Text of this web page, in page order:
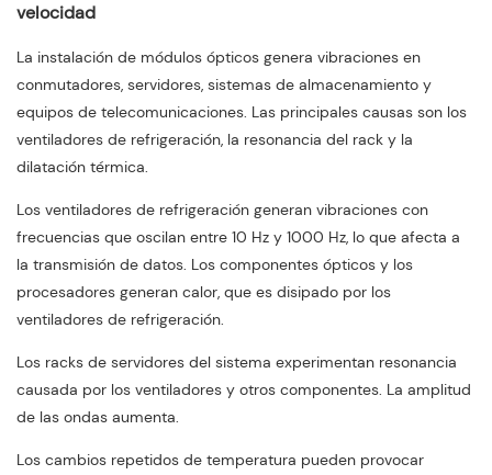
velocidad
La instalación de módulos ópticos genera vibraciones en
conmutadores, servidores, sistemas de almacenamiento y
equipos de telecomunicaciones. Las principales causas son los
ventiladores de refrigeración, la resonancia del rack y la
dilatación térmica.
Los ventiladores de refrigeración generan vibraciones con
frecuencias que oscilan entre 10 Hz y 1000 Hz, lo que afecta a
la transmisión de datos. Los componentes ópticos y los
procesadores generan calor, que es disipado por los
ventiladores de refrigeración.
Los racks de servidores del sistema experimentan resonancia
causada por los ventiladores y otros componentes. La amplitud
de las ondas aumenta.
Los cambios repetidos de temperatura pueden provocar